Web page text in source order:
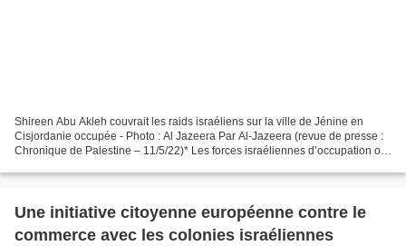
Shireen Abu Akleh couvrait les raids israéliens sur la ville de Jénine en
Cisjordanie occupée - Photo : Al Jazeera Par Al-Jazeera (revue de presse :
Chronique de Palestine – 11/5/22)* Les forces israéliennes d’occupation ont
Une initiative citoyenne européenne contre le
commerce avec les colonies israéliennes